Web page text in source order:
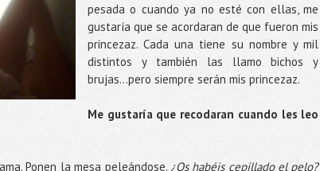
pesada o cuando ya no esté con ellas, me
gustaría que se acordaran de que fueron mis
princezaz. Cada una tiene su nombre y mil
distintos y también las llamo bichos y
brujas…pero siempre serán mis princezaz.
Me gustaría que recodaran cuando les leo
Ponen la mesa peleándose. ¿Os habéis cepillado el pelo?